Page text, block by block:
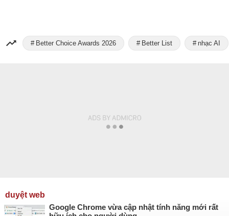
Better Choice Awards 2026 Better List nhạc AI
duyệt web
Google Chrome vừa cập nhật tính năng mới rất